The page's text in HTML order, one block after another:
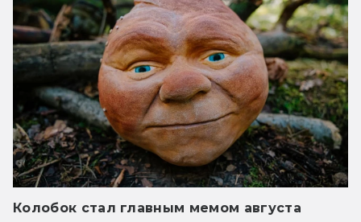
Колобок стал главным мемом августа